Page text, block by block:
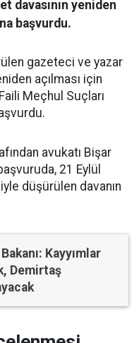
davasının yeniden
başvurdu.
gazeteci ve yazar
açılması için
Meçhul Suçları
avukatı Bişar
21 Eylül
düşürülen davanın
Kayyımlar
Demirtaş